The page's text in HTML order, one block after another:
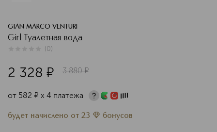
GIAN MARCO VENTURI
Girl Туалетная вода
(0)
2 328 ¤ 3 880 ¤
от 582 ¤ х 4 платежа
будет начислено от 23 бонусов